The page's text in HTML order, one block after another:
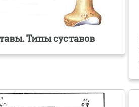
Типы суставов